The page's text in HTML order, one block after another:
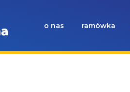
o nas ramówka